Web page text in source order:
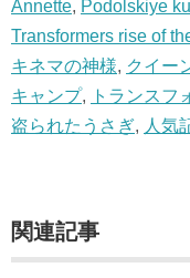
Annette, Podolskiye
Transformers rise of
キネマの神様, クイー
キャンプ, トランスフ
盗られたうさぎ, 人気
関連記事